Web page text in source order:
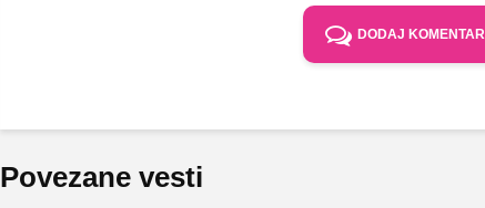
DODAJ KOMENTAR
Povezane vesti